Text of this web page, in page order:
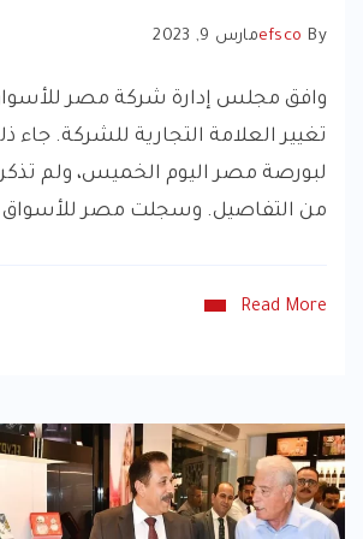
By
efscoمارس 9, 2023
وافق مجلس إدارة شركة مصر
تغيير العلامة التجارية للشركة. جاء
لبورصة مصر اليوم الخميس، ولم
من التفاصيل. وسجلت مصر للأسواق
Read More